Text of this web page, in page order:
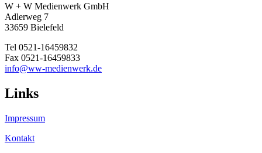
W + W Medienwerk GmbH
Adlerweg 7
33659 Bielefeld
Tel 0521-16459832
Fax 0521-16459833
info@ww-medienwerk.de
Links
Impressum
Kontakt